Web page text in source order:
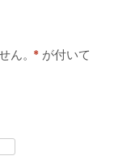
ん。
* が付いて